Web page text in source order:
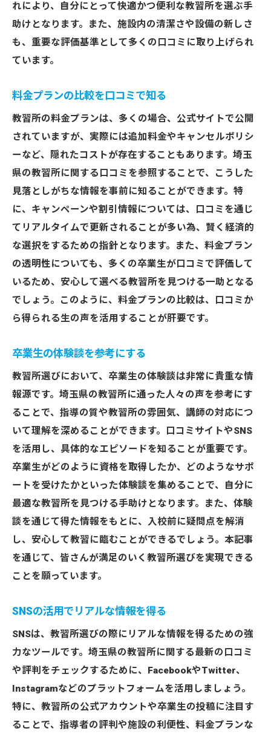
講師の対応力を口コミで判断する
指導スタイルと講師の質の関係
埼玉県の教習所口コミで知るべき重要ポイント
口コミで知る教習所選びのポイント
重要視すべき口コミの観点
教習所選びで失敗しないための知識
評判を基にした教習所の精査方法
口コミから得る重要な判断材料
れにより、自分にとって快適かつ便利な教習所を選ぶ手
助けとなります。また、施設内の清潔さや設備の新しさ
も、重要な評価基準として多くの口コミに取り上げられ
ています。
料金プランの比較を口コミで知る
教習所の料金プランは、多くの場合、公式サイトで公開
されていますが、実際には追加料金やキャンセルポリシ
ーなど、隠れたコストが存在することもあります。埼玉
県の教習所に関する口コミを参照することで、こうした
見落としがちな情報を事前に知ることができます。特
に、キャンペーンや割引情報については、口コミを通じ
てリアルタイムで更新されることが多い為、賢く経済的
な選択をするための指針となります。また、料金プラン
の透明性についても、多くの卒業生が口コミで評価して
いるため、安心して選べる教習所を見つける一助となる
でしょう。このように、料金プランの比較は、口コミか
ら得られる生の声を活用することが肝要です。
卒業生の体験談を参考にする
教習所選びにおいて、卒業生の体験談は非常に貴重な情
報源です。埼玉県の教習所に通った人々の声を参考にす
ることで、指導の質や教習所の雰囲気、講師の対応につ
いて理解を深めることができます。口コミサイトやSNS
を活用し、具体的なエピソードを知ることが重要です。
卒業生がどのように資格を取得したか、どのようなサポ
ートを受けたかといった体験談を集めることで、自分に
最適な教習所を見つける手助けとなります。また、体験
談を通じて得た情報をもとに、入校前に疑問点を解消
し、安心して教習に臨むことができるでしょう。本記事
を通じて、皆さんが満足のいく教習所選びを実現できる
ことを願っています。
SNSの活用でリアルな情報を得る
SNSは、教習所選びの際にリアルな情報を得るための強
力なツールです。埼玉県の教習所に関する最新の口コミ
や評判をチェックするために、FacebookやTwitter、
Instagramなどのプラットフォームを活用しましょう。
特に、教習所の公式アカウントや卒業生の投稿に注目す
ることで、指導者の評判や施設の利便性、料金プランな